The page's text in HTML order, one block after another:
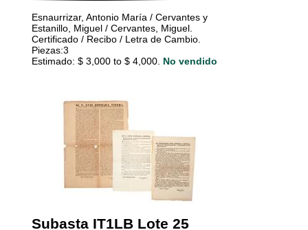
Esnaurrizar, Antonio María / Cervantes y
Estanillo, Miguel / Cervantes, Miguel.
Certificado / Recibo / Letra de Cambio.
Piezas:3
Estimado: $ 3,000 to $ 4,000. No vendido
Subasta IT1LB Lote 25